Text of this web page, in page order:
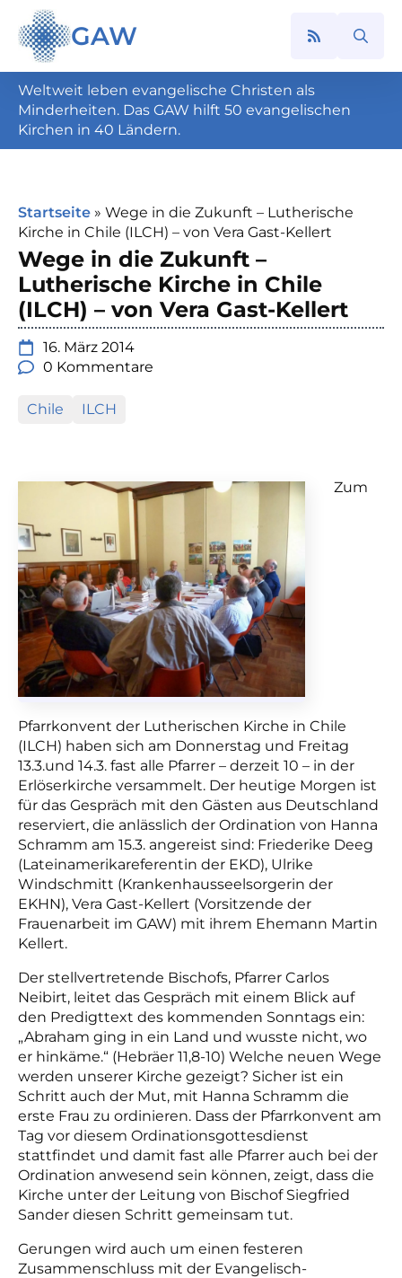
GAW
Search
Weltweit leben evangelische Christen als
Minderheiten. Das GAW hilft 50 evangelischen
Kirchen in 40 Ländern.
Startseite » Wege in die Zukunft – Lutherische
Kirche in Chile (ILCH) – von Vera Gast-Kellert
Wege in die Zukunft –
Lutherische Kirche in Chile
(ILCH) – von Vera Gast-Kellert
16. März 2014
0 Kommentare
Chile ILCH
Zum
Pfarrkonvent der Lutherischen Kirche in Chile
(ILCH) haben sich am Donnerstag und Freitag
13.3.und 14.3. fast alle Pfarrer – derzeit 10 – in der
Erlöserkirche versammelt. Der heutige Morgen ist
für das Gespräch mit den Gästen aus Deutschland
reserviert, die anlässlich der Ordination von Hanna
Schramm am 15.3. angereist sind: Friederike Deeg
(Lateinamerikareferentin der EKD), Ulrike
Windschmitt (Krankenhausseelsorgerin der
EKHN), Vera Gast-Kellert (Vorsitzende der
Frauenarbeit im GAW) mit ihrem Ehemann Martin
Kellert.
Der stellvertretende Bischofs, Pfarrer Carlos
Neibirt, leitet das Gespräch mit einem Blick auf
den Predigttext des kommenden Sonntags ein:
„Abraham ging in ein Land und wusste nicht, wo
er hinkäme.“ (Hebräer 11,8-10) Welche neuen Wege
werden unserer Kirche gezeigt? Sicher ist ein
Schritt auch der Mut, mit Hanna Schramm die
erste Frau zu ordinieren. Dass der Pfarrkonvent am
Tag vor diesem Ordinationsgottesdienst
stattfindet und damit fast alle Pfarrer auch bei der
Ordination anwesend sein können, zeigt, dass die
Kirche unter der Leitung von Bischof Siegfried
Sander diesen Schritt gemeinsam tut.
Gerungen wird auch um einen festeren
Zusammenschluss mit der Evangelisch-